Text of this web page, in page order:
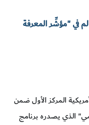
في "مؤشِّر المعرفة
المركز الأول ضمن
العالمي" الذي يصدره برنامج